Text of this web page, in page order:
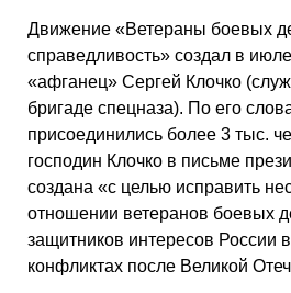
Движение «Ветераны боевых
справедливость» создал в
«афганец» Сергей Клочко
бригаде спецназа). По его
присоединились более 3 тыс.
господин Клочко в письме
создана «с целью исправить
отношении ветеранов боевых
защитников интересов России
конфликтах после Великой